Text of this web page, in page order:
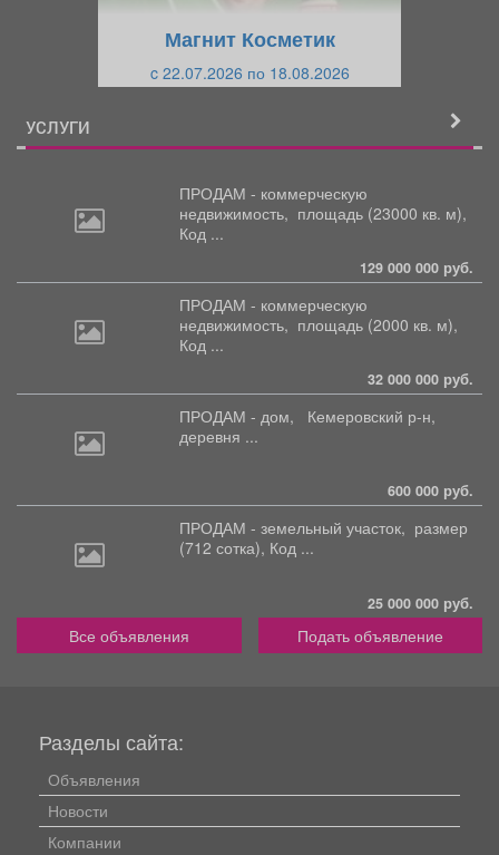
Магнит Косметик
c 22.07.2026 по 18.08.2026
УСЛУГИ
ПРОДАМ - коммерческую
недвижимость, площадь (23000 кв. м),
Код ...
129 000 000 руб.
ПРОДАМ - коммерческую
недвижимость, площадь (2000 кв. м),
Код ...
32 000 000 руб.
ПРОДАМ - дом,
Кемеровский р-н,
деревня ...
600 000 руб.
ПРОДАМ - земельный участок, размер
(712 сотка), Код ...
25 000 000 руб.
Все объявления Подать объявление
Разделы сайта:
Объявления
Новости
Компании